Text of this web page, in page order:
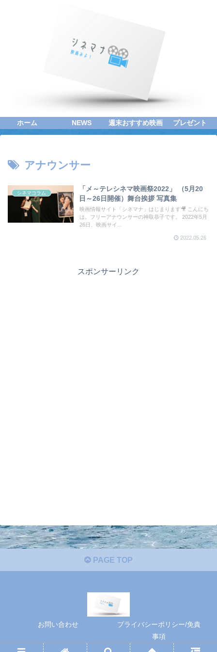
ホーム NEWS 週末おすすめ映画 プレゼント
アナウンサー
シネマコラム
「メ～テレシネマ映画祭2022」 （5月20
日～26日開催）舞台挨拶 写真集
映画情報サイト「シネマナ」はじまります🎥 こんにち
は。フリーアナウンサーの神取恭子です。 2022年5月
26日、映画サイ...
2022.05.26
スポンサーリンク
PAGE TOP
お問い合わせ
プライバシーポリシー/免責
事項